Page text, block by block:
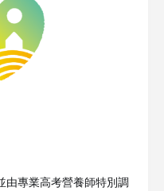
由專業高考營養師特別調